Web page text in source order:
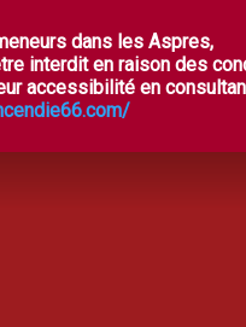
À FAIRE OÙ DORMIR
dans les Aspres,
interdit en raison des
accessibilité en